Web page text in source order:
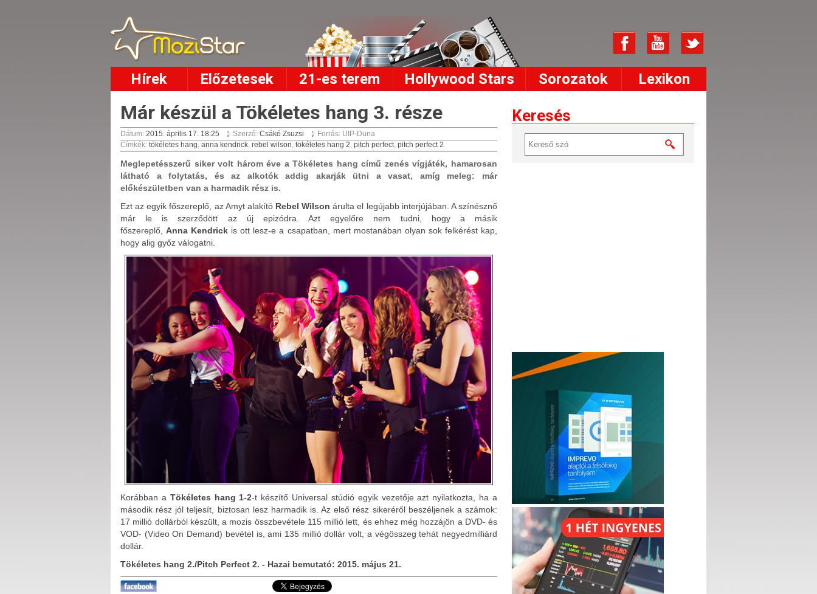
Hírek Előzetesek 21-es terem Hollywood Stars Sorozatok Lexikon
Már készül a Tökéletes hang 3. része
Dátum: 2015. április 17. 18:25 Szerző: Csákó Zsuzsi
Forrás: UIP-Duna
Címkék: tökéletes hang, anna kendrick, rebel wilson, tökéletes hang 2, pitch perfect, pitch perfect 2
Meglepetésszerű siker volt három éve a Tökéletes hang című zenés vígjáték, hamarosan
látható a folytatás, és az alkotók addig akarják ütni a vasat, amíg meleg: már
előkészületben van a harmadik rész is.
Ezt az egyik főszereplő, az Amyt alakító Rebel Wilson árulta el legújabb interjújában. A színésznő
már le is szerződött az új epizódra. Azt egyelőre nem tudni, hogy a másik
főszereplő,Anna Kendrick is ott lesz-e a csapatban, mert mostanában olyan sok felkérést kap,
hogy alig győz válogatni.
Korábban a Tökéletes hang 1-2-t készítő Universal stúdió egyik vezetője azt nyilatkozta, ha a
második rész jól teljesít, biztosan lesz harmadik is. Az első rész sikeréről beszéljenek a számok:
17 millió dollárból készült, a mozis összbevétele 115 millió lett, és ehhez még hozzájön a DVD- és
VOD- (Video On Demand) bevétel is, ami 135 millió dollár volt, a végösszeg tehát negyedmilliárd
dollár.
Tökéletes hang 2./Pitch Perfect 2. - Hazai bemutató: 2015. május 21.
Keresés